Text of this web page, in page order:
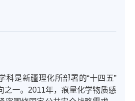
科是新疆理化所部署的“十四五”
之一。2011年，痕量化学物质感